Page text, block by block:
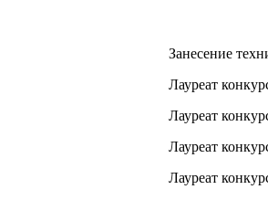
Занесение
Лауреат
Лауреат
Лауреат
Лауреат